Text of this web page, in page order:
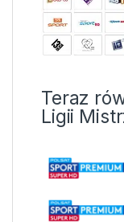
Teraz
Ligii